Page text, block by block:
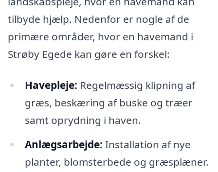
tilbyde hjælp. Nedenfor er nogle af de
primære områder, hvor en havemand i
Strøby Egede kan gøre en forskel:
Havepleje: Regelmæssig klipning af
græs, beskæring af buske og træer
samt oprydning i haven.
Anlægsarbejde: Installation af nye
planter, blomsterbede og græsplæner.